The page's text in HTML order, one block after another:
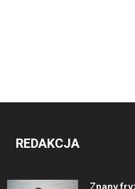
REDAKCJA
Znany